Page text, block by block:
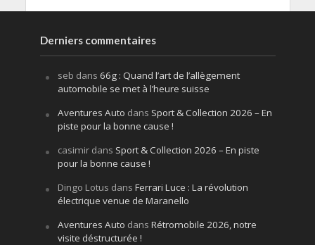
Derniers commentaires
seb dans 66g : Quand l’art de l’allègement
automobile se met à l’heure suisse
Aventures Auto dans Sport & Collection 2026 – En
piste pour la bonne cause !
casimirdans Sport & Collection 2026 – En piste
pour la bonne cause !
Dingo Lotus dans Ferrari Luce : La révolution
électrique venue de Maranello
Aventures Auto dans Rétromobile 2026, notre
visite déstructurée !